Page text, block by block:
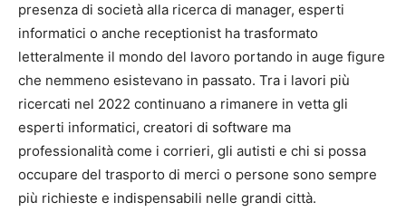
presenza di società alla ricerca di manager, esperti
informatici o anche receptionist ha trasformato
letteralmente il mondo del lavoro portando in auge figure
che nemmeno esistevano in passato. Tra i lavori più
ricercati nel 2022 continuano a rimanere in vetta gli
esperti informatici, creatori di software ma
professionalità come i corrieri, gli autisti e chi si possa
occupare del trasporto di merci o persone sono sempre
più richieste e indispensabili nelle grandi città.